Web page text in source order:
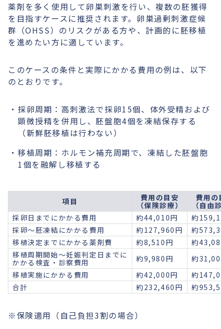
薬剤を多く使用して卵巣刺激を行い、複数の胚獲得
を目指すケースに推奨されます。卵巣過剰刺激症候
群（OHSS）のリスクがある方や、計画的に胚移植
を進めたい方に適しています。
このケースの条件と実際にかかる費用の例は、以下
のとおりです。
採卵周期：高刺激法で採卵15個、体外受精および
顕微授精を併用し、胚盤胞4個を凍結保存する
（新鮮胚移植は行わない）
移植周期：ホルモン補充周期で、凍結した胚盤胞
1個を融解し移植する
項目
費用の目安
（保険診療）
費用の
（自由
採卵日までにかかる費用
約44,010円
約
採卵〜胚凍結にかかる費用
約127,960円
約
移植決定までにかかる薬剤費
約8,510円
約
移植周期開始〜妊娠判定日までに
かかる検査・診察費用
約9,980円
約
移植実施にかかる費用
約42,000円
約
合計
約232,460円 約
※保険適用（自己負担3割の場合）